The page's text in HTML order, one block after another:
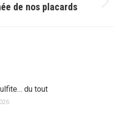
Onglet
de nos placards
du tout